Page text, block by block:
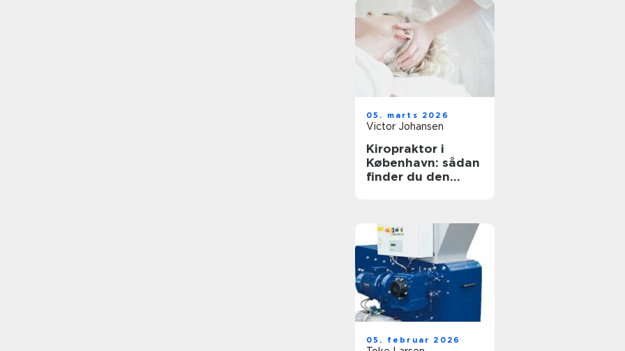
05. marts 2026
Victor Johansen
Kiropraktor i
København: sådan
finder du den
05. februar 2026